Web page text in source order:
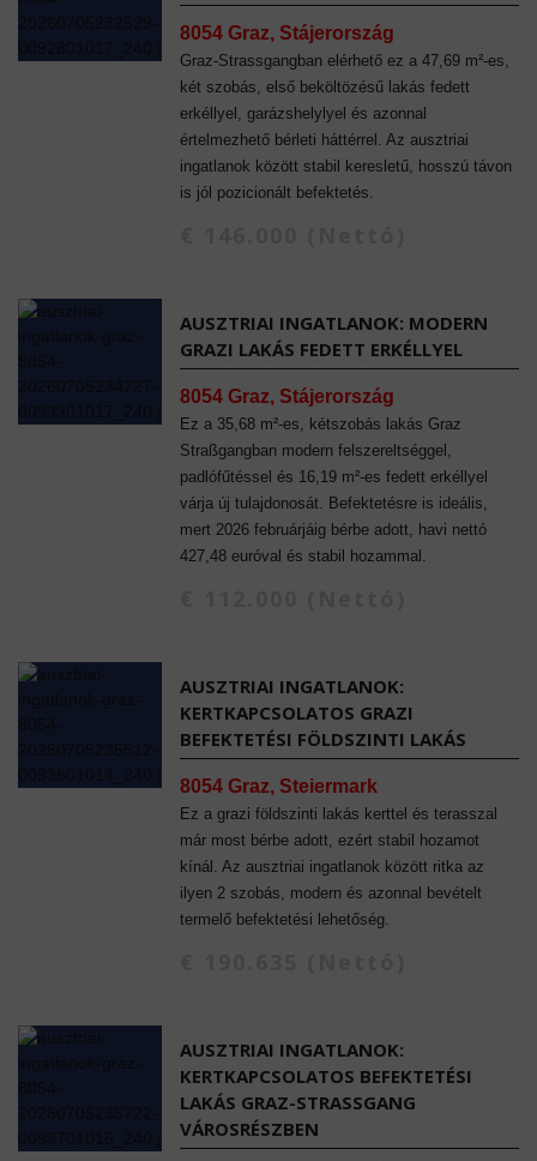
8054 Graz, Stájerország
Graz-Strassgangban elérhető ez a 47,69 m²-es,
két szobás, első beköltözésű lakás fedett
erkéllyel, garázshelylyel és azonnal
értelmezhető bérleti háttérrel. Az ausztriai
ingatlanok között stabil keresletű, hosszú távon
is jól pozicionált befektetés.
AUSZTRIAI INGATLANOK: MODERN
GRAZI LAKÁS FEDETT ERKÉLLYEL
8054 Graz, Stájerország
Ez a 35,68 m²-es, kétszobás lakás Graz
Straßgangban modern felszereltséggel,
padlófűtéssel és 16,19 m²-es fedett erkéllyel
várja új tulajdonosát. Befektetésre is ideális,
mert 2026 februárjáig bérbe adott, havi nettó
427,48 euróval és stabil hozammal.
AUSZTRIAI INGATLANOK:
KERTKAPCSOLATOS GRAZI
BEFEKTETÉSI FÖLDSZINTI LAKÁS
8054 Graz, Steiermark
Ez a grazi földszinti lakás kerttel és terasszal
már most bérbe adott, ezért stabil hozamot
kínál. Az ausztriai ingatlanok között ritka az
ilyen 2 szobás, modern és azonnal bevételt
termelő befektetési lehetőség.
AUSZTRIAI INGATLANOK:
KERTKAPCSOLATOS BEFEKTETÉSI
LAKÁS GRAZ-STRASSGANG
VÁROSRÉSZBEN